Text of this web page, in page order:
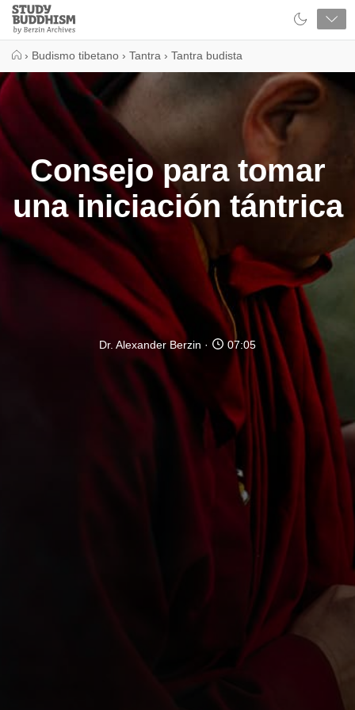
Close
Study
Buddhism
› Budismo tibetano › Tantra › Tantra budista
Consejo para tomar
una iniciación tántrica
Dr. Alexander Berzin 07:05